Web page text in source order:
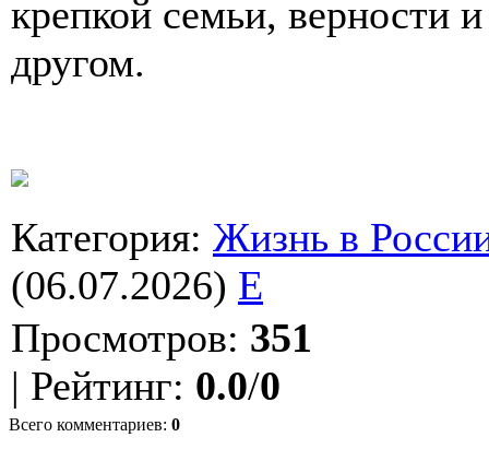
крепкой семьи, верности
другом.
Категория: Жизнь в
(06.07.2026) E
Просмотров: 351
| Рейтинг: 0.0/0
Всего комментариев: 0